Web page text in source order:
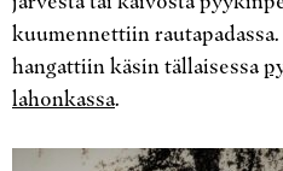
kuumennettiin
hangattiin käsin tällaisessa
lahonkassa.